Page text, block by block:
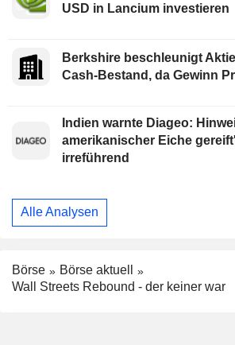
USD in Lancium investieren
Berkshire beschleunigt
Cash-Bestand, da Gewinn
Indien warnte Diageo:
amerikanischer Eiche
irreführend
Alle Analysen
Börse
Börse aktuell
Wall Streets Rebound - der keiner war